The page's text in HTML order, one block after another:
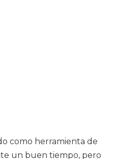
como herramienta de
un buen tiempo, pero